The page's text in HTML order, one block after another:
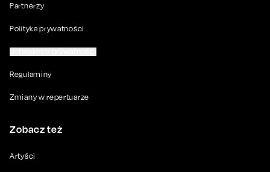
Partnerzy
Polityka prywatności
Regulaminy
Zmiany w repertuarze
Zobacz też
Artyści